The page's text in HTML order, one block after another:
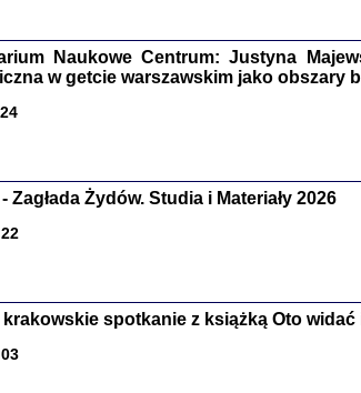
Warszawa
TYLEŚMY
Naukowe Centrum: Justyna
w getcie warszawskim jako obszary
Zagłada Żydów. Studia i Materiały 2026
spotkanie z książką Oto widać